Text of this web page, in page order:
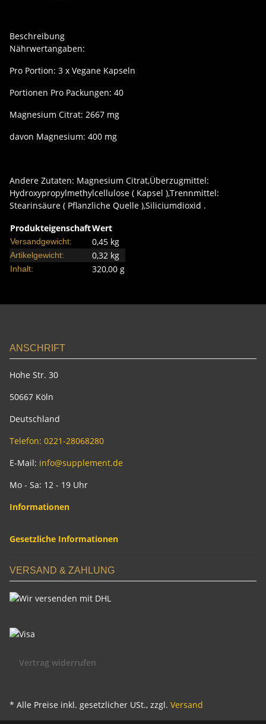
Beschreibung
Nährwertangaben:
Pro Portion: 3 x Vegane Kapseln
Portionen Pro Packungen: 40
Magnesium Citrat: 2667 mg
davon Magnesium: 400 mg
Andere Zutaten: Magnesium Citrat,Überzugmittel:
Hydroxypropylmethylcellulose ( Kapsel ),Trennmittel:
Stearinsäure ( Pflanzliche Quelle ),Siliciumdioxid .
ProdukteigenschaftWert
Versandgewicht: 0,45 kg
Artikelgewicht: 0,32 kg
Inhalt: 320,00 g
ANSCHRIFT
Hohe Str. 30
50667 Köln
Deutschland
Telefon: 0221-28068280
E-Mail: info@supplement.de
Mo - Sa: 12 - 19 Uhr
Informationen
Gesetzliche Informationen
VERSAND & ZAHLUNG
Vertrag widerrufen
* Alle Preise inkl. gesetzlicher USt., zzgl. Versand